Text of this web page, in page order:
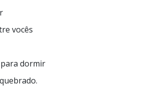
vocês
dormir